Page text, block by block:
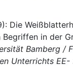
Die
in der
Bamberg /
Unterrichts